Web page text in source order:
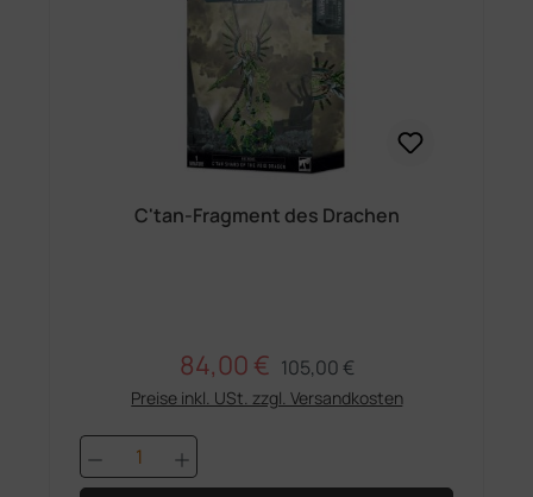
C'tan-Fragment des Drachen
Verkaufspreis:
84,00 € Regulärer Preis:
105,00 €
Preise inkl. USt. zzgl. Versandkosten
Produkt Anzahl: Gib den